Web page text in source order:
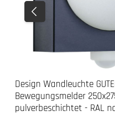
Design Wandleuchte
Bewegungsmelder
pulverbeschichtet - RAL